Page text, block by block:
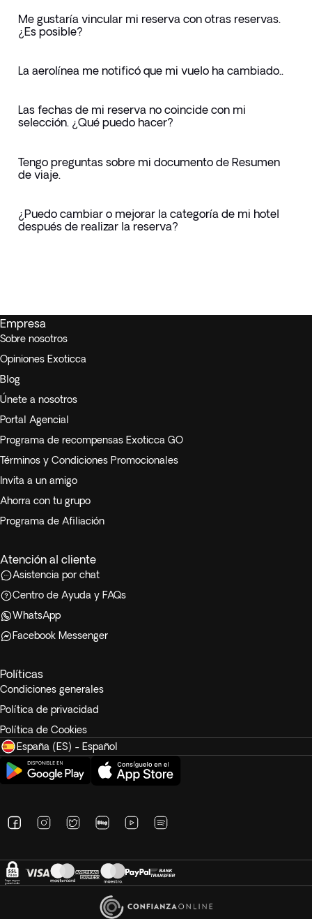
Me gustaría vincular mi reserva con otras reservas.
¿Es posible?
La aerolínea me notificó que mi vuelo ha cambiado..
Las fechas de mi reserva no coincide con mi
selección. ¿Qué puedo hacer?
Tengo preguntas sobre mi documento de Resumen
de viaje.
¿Puedo cambiar o mejorar la categoría de mi hotel
después de realizar la reserva?